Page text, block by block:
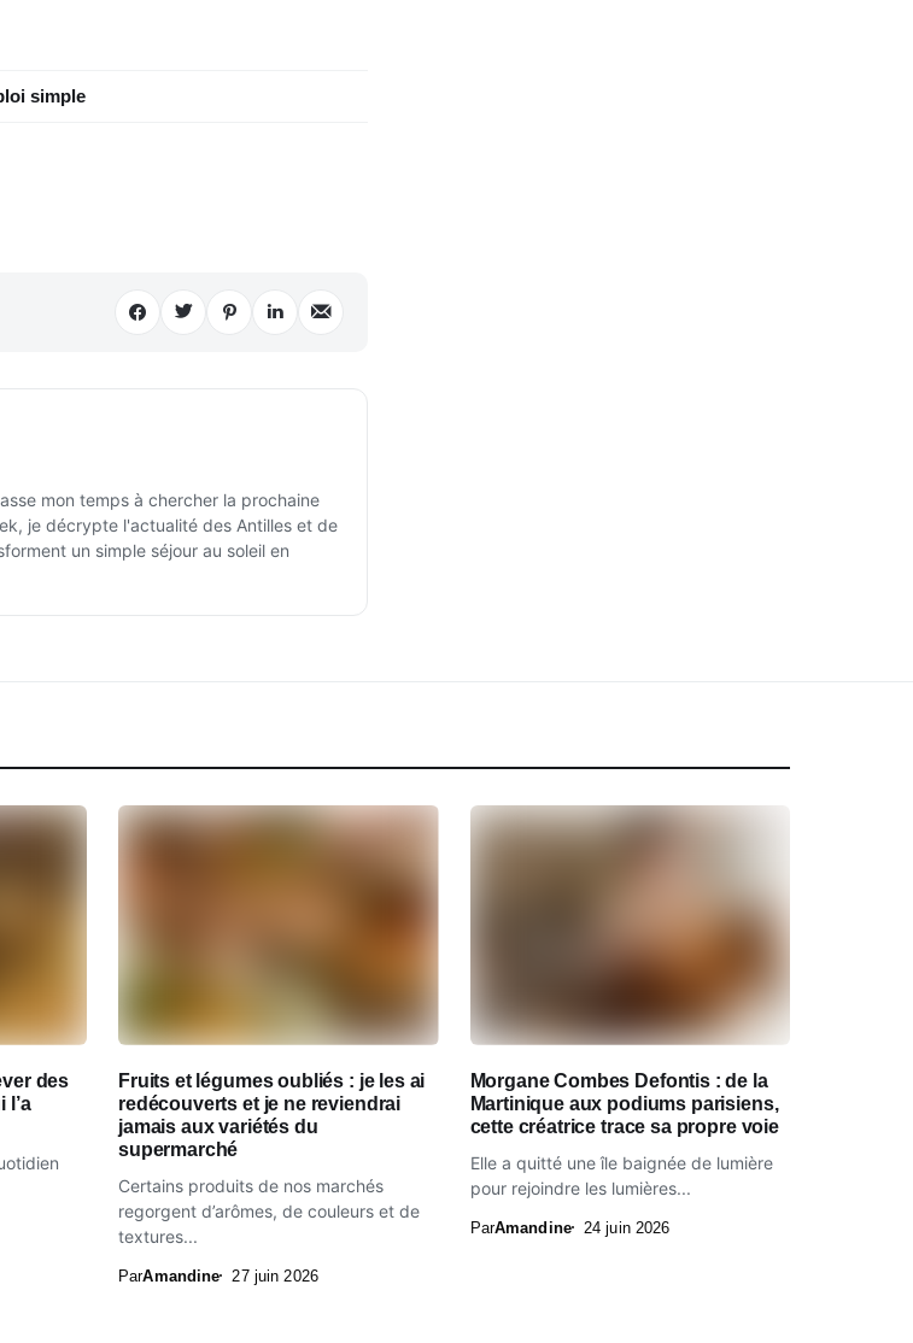
simple
mon temps à chercher la prochaine
je décrypte l'actualité des Antilles et de
un simple séjour au soleil en
des
l’a
Fruits et légumes oubliés : je les ai
redécouverts et je ne reviendrai
jamais aux variétés du
supermarché
Certains produits de nos marchés
regorgent d’arômes, de couleurs et de
textures...
ParAmandine 27 juin 2026
Morgane Combes Defontis : de la
Martinique aux podiums parisiens,
cette créatrice trace sa propre voie
Elle a quitté une île baignée de lumière
pour rejoindre les lumières...
ParAmandine 24 juin 2026